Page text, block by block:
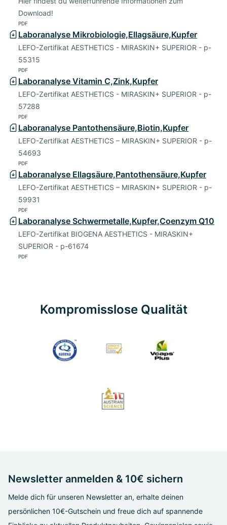
Download!
PDF
Laboranalyse Mikrobiologie,Ellagsäure,Kupfer
LEFO-Zertifikat AESTHETICS - MIRASKIN+ SUPERIOR - p-
55315
PDF
Laboranalyse Vitamin C,Zink,Kupfer
LEFO-Zertifikat AESTHETICS - MIRASKIN+ SUPERIOR - p-
57288
PDF
Laboranalyse Pantothensäure,Biotin,Kupfer
LEFO-Zertifikat AESTHETICS – MIRASKIN+ SUPERIOR - p-
54693
PDF
Laboranalyse Ellagsäure,Pantothensäure,Kupfer
LEFO-Zertifikat AESTHETICS – MIRASKIN+ SUPERIOR - p-
59931
PDF
Laboranalyse Schwermetalle,Kupfer,Coenzym Q10
LEFO-Zertifikat BIOGENA AESTHETICS - MIRASKIN+
SUPERIOR - p-61674
PDF
Kompromisslose Qualität
Newsletter anmelden & 10€ sichern
Melde dich für unseren Newsletter an, erhalte deinen
persönlichen 10€-Gutschein und freue dich auf spannende